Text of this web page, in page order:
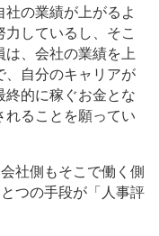
社の業績が上がるよ
力しているし、そこ
は、会社の業績を上
、自分のキャリアが
終的に稼ぐお金とな
れることを願ってい
社側もそこで働く側
つの手段が「人事評